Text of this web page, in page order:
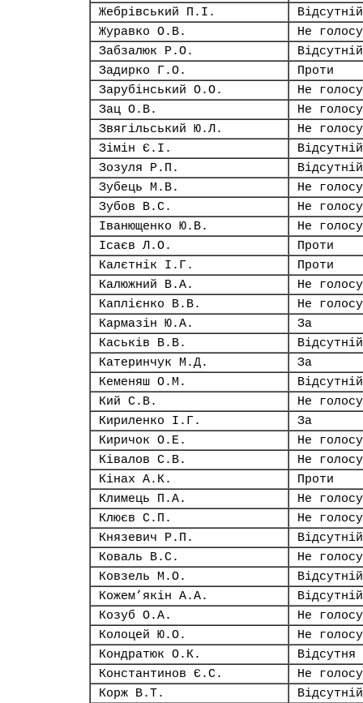
Жебрівський П.І.
Відсутній
Журавко О.В.
Не
Забзалюк Р.О.
Відсутній
Задирко Г.О.
Проти
Зарубінський О.О.
Не
Зац О.В.
Не
Звягільський Ю.Л.
Не
Зімін Є.І.
Відсутній
Зозуля Р.П.
Відсутній
Зубець М.В.
Не
Зубов В.С.
Не
Іванющенко Ю.В.
Не
Ісаєв Л.О.
Проти
Калєтнік І.Г.
Проти
Калюжний В.А.
Не
Каплієнко В.В.
Не
Кармазін Ю.А.
За
Каськів В.В.
Відсутній
Катеринчук М.Д.
За
Кеменяш О.М.
Відсутній
Кий С.В.
Не
Кириленко І.Г.
За
Киричок О.Е.
Не
Ківалов С.В.
Не
Кінах А.К.
Проти
Климець П.А.
Не
Клюєв С.П.
Не
Князевич Р.П.
Відсутній
Коваль В.С.
Не
Ковзель М.О.
Відсутній
Кожем’якін А.А.
Відсутній
Козуб О.А.
Не
Колоцей Ю.О.
Не
Кондратюк О.К.
Відсутня
Константинов Є.С.
Не
Корж В.Т.
Відсутній